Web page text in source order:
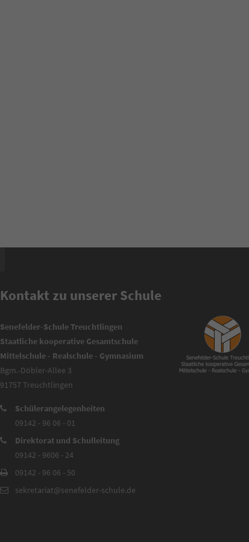
Kontakt zu unserer Schule
Senefelder-Schule Treuchtlingen
Staatliche kooperative Gesamtschule
Mittelschule - Realschule - Gymnasium
Bgm.-Döbler-Allee 3
91757 Treuchtlingen
Schülerangelegenheiten
09142 - 96 06 - 01
Direktorat und Schulleitung
09142 - 9606 - 24
09142 - 96 06 - 50
sekretariat@senefelder-schule.de